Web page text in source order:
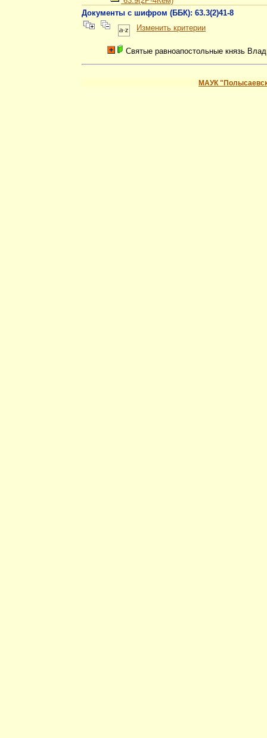
Документы с шифром (ББК): 63.3(2)41-8
Изменить критерии
Святые равноапостольные князь
МАУК